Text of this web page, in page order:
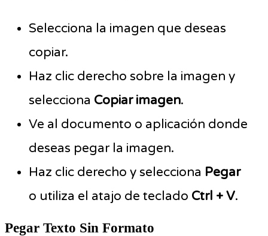
Selecciona la imagen que deseas
copiar.
Haz clic derecho sobre la imagen y
selecciona Copiar imagen.
Ve al documento o aplicación donde
deseas pegar la imagen.
Haz clic derecho y selecciona Pegar
o utiliza el atajo de teclado Ctrl + V.
Pegar Texto Sin Formato